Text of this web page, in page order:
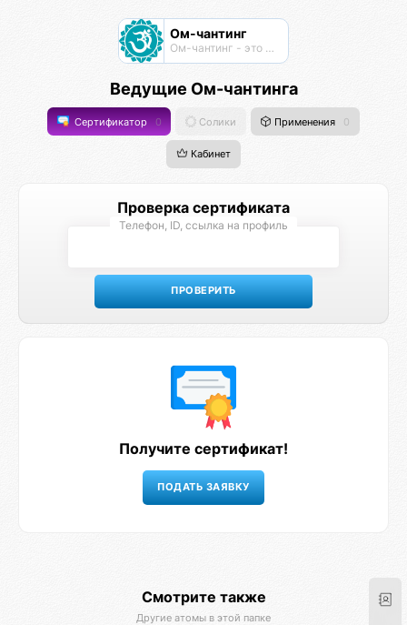
Ом-чантинг
Ом-чантинг - это групповая практика пропевания звука Ом
Ведущие Ом-чантинга
Сертификатор 0 Солики Применения 0
Кабинет
Проверка сертификата
Телефон, ID, ссылка на профиль
Получите сертификат!
Смотрите также
Другие атомы в этой папке